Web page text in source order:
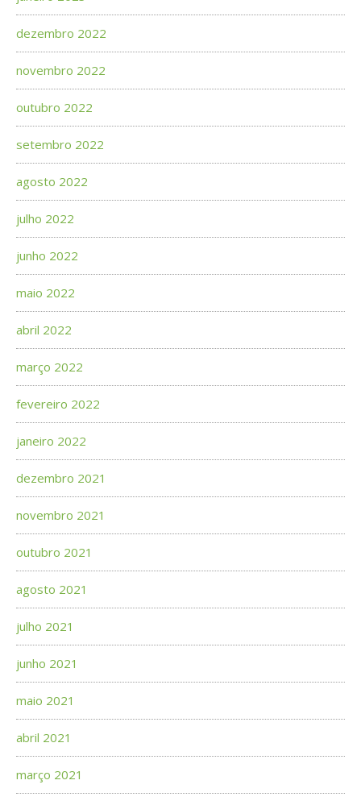
dezembro 2022
novembro 2022
outubro 2022
setembro 2022
agosto 2022
julho 2022
junho 2022
maio 2022
abril 2022
março 2022
fevereiro 2022
janeiro 2022
dezembro 2021
novembro 2021
outubro 2021
agosto 2021
julho 2021
junho 2021
maio 2021
abril 2021
março 2021